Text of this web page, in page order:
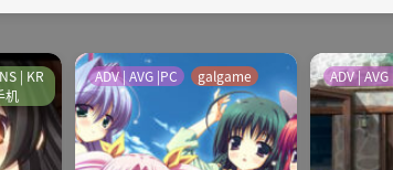
| KR
机
ADV | AVG |PC galgame ADV | AVG